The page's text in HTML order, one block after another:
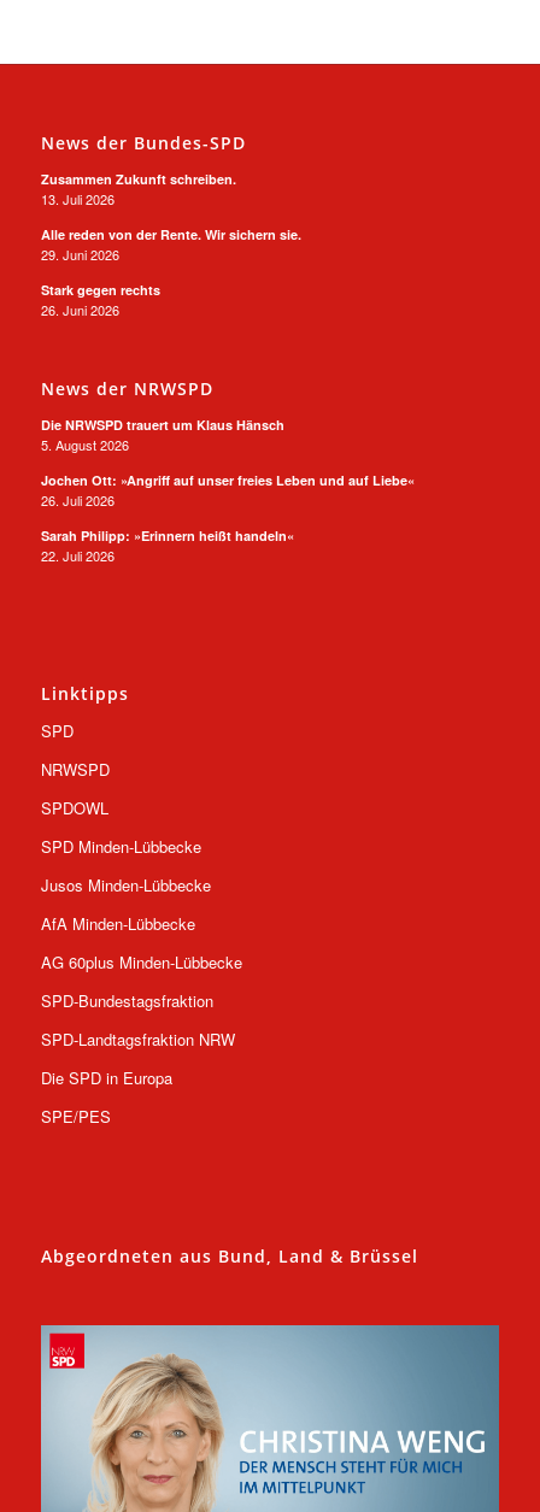
News der Bundes-SPD
Zusammen Zukunft schreiben.
13. Juli 2026
Alle reden von der Rente. Wir sichern sie.
29. Juni 2026
Stark gegen rechts
26. Juni 2026
News der NRWSPD
Die NRWSPD trauert um Klaus Hänsch
5. August 2026
Jochen Ott: »Angriff auf unser freies Leben und auf Liebe«
26. Juli 2026
Sarah Philipp: »Erinnern heißt handeln«
22. Juli 2026
Linktipps
SPD
NRWSPD
SPDOWL
SPD Minden-Lübbecke
Jusos Minden-Lübbecke
AfA Minden-Lübbecke
AG 60plus Minden-Lübbecke
SPD-Bundestagsfraktion
SPD-Landtagsfraktion NRW
Die SPD in Europa
SPE/PES
Abgeordneten aus Bund, Land & Brüssel